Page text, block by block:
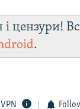
цензури!
.